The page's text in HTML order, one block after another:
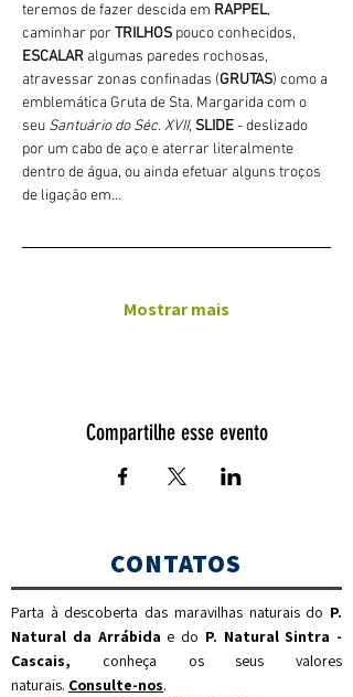
teremos de fazer descida em RAPPEL,
caminhar por TRILHOS pouco conhecidos,
ESCALAR algumas paredes rochosas,
atravessar zonas confinadas (GRUTAS) como a
emblemática Gruta de Sta. Margarida com o
seu Santuário do Séc. XVII, SLIDE - deslizado
por um cabo de aço e aterrar literalmente
dentro de água, ou ainda efetuar alguns troços
de ligação em…
Mostrar mais
Compartilhe esse evento
CONTATOS
Parta à descoberta das maravilhas naturais do P.
Natural da Arrábida e do P. Natural Sintra -
Cascais, conheça os seus valores
naturais. Consulte-nos.